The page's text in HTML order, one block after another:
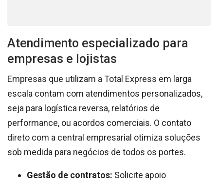
Atendimento especializado para
empresas e lojistas
Empresas que utilizam a Total Express em larga
escala contam com atendimentos personalizados,
seja para logística reversa, relatórios de
performance, ou acordos comerciais. O contato
direto com a central empresarial otimiza soluções
sob medida para negócios de todos os portes.
Gestão de contratos: Solicite apoio